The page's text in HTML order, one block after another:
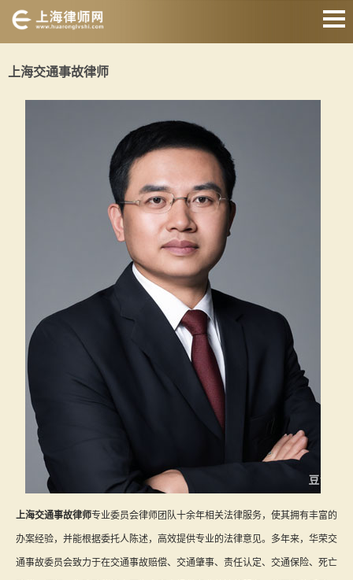
婚姻家庭律师
刑事辩护律师
房产纠纷律师
合同纠纷律师
关于我们
上海交通事故律师
上海交通事故律师专业委员会律师团队十余年相关法律服务，使其拥有丰富的
办案经验，并能根据委托人陈述，高效提供专业的法律意见。多年来，华荣交
通事故委员会致力于在交通事故赔偿、交通肇事、责任认定、交通保险、死亡